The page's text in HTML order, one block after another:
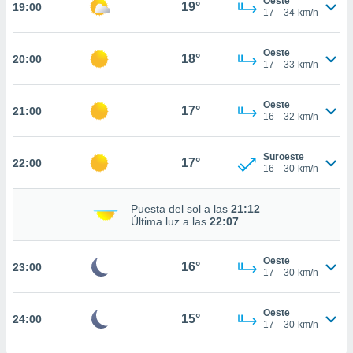
similares
sitio
traten tus
interés
a lo que
su
19:00 19°
17 - 34 km/h
20:00 18°
Oeste
17 - 33 km/h
21:00 17°
Oeste
16 - 32 km/h
22:00 17°
Suroeste
16 - 30 km/h
Puesta del sol a las 21:12
Última luz a las 22:07
23:00 16°
Oeste
17 - 30 km/h
24:00 15°
Oeste
17 - 30 km/h